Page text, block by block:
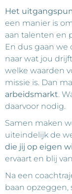
Het
een manier is
aan talenten en
En dus gaan we
naar wat jou
welke waarden
missie is. Dan
arbeidsmarkt.
daarvoor nodig.
Samen maken
uiteindelijk de
die jij op eigen
ervaart en blij
Na een
baan opzeggen,